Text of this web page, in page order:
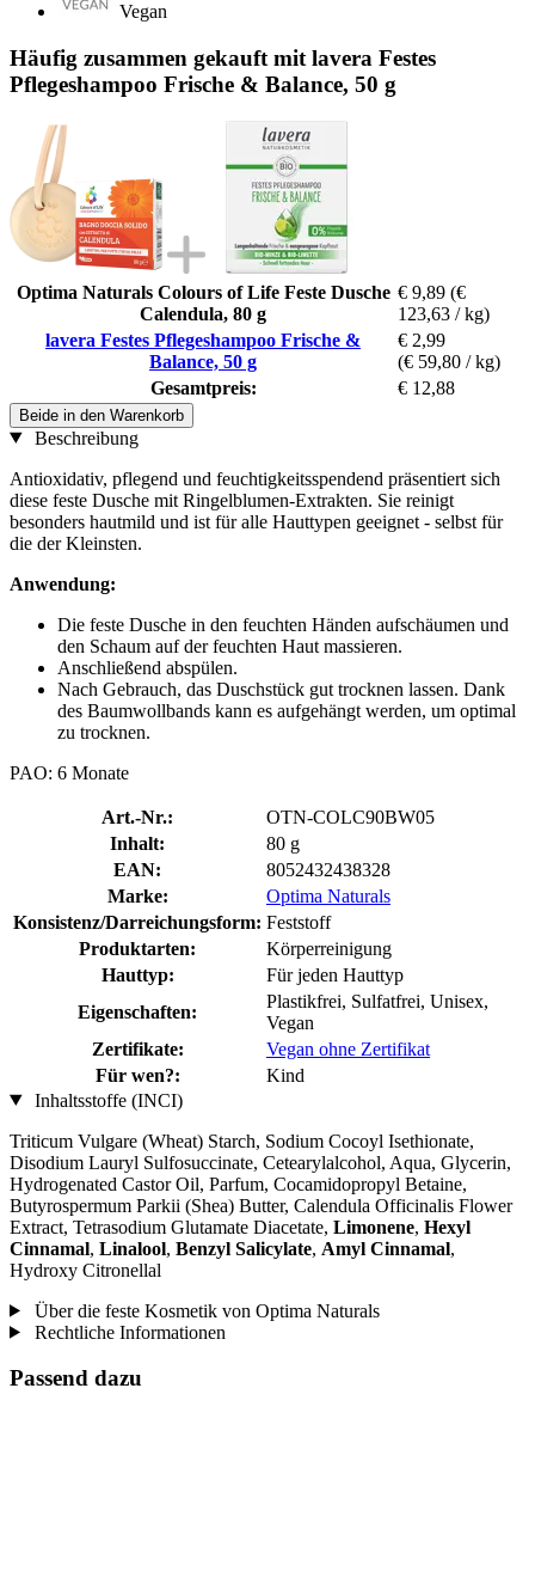
Vegan
Häufig zusammen gekauft mit lavera Festes
Pflegeshampoo Frische & Balance, 50 g
Optima Naturals Colours of Life Feste Dusche
Calendula, 80 g
€ 9,89 (€
123,63 / kg)
lavera Festes Pflegeshampoo Frische &
Balance, 50 g
€ 2,99
(€ 59,80 / kg)
Gesamtpreis:
€ 12,88
Beide in den Warenkorb
Beschreibung
Antioxidativ, pflegend und feuchtigkeitsspendend präsentiert sich
diese feste Dusche mit Ringelblumen-Extrakten. Sie reinigt
besonders hautmild und ist für alle Hauttypen geeignet - selbst für
die der Kleinsten.
Anwendung:
Die feste Dusche in den feuchten Händen aufschäumen und
den Schaum auf der feuchten Haut massieren.
Anschließend abspülen.
Nach Gebrauch, das Duschstück gut trocknen lassen. Dank
des Baumwollbands kann es aufgehängt werden, um optimal
zu trocknen.
PAO: 6 Monate
Art.-Nr.:
OTN-COLC90BW05
Inhalt:
80 g
EAN:
8052432438328
Marke:
Optima Naturals
Konsistenz/Darreichungsform: Feststoff
Produktarten:
Körperreinigung
Hauttyp:
Für jeden Hauttyp
Eigenschaften:
Plastikfrei, Sulfatfrei, Unisex,
Vegan
Zertifikate:
Vegan ohne Zertifikat
Für wen?:
Kind
Inhaltsstoffe (INCI)
Triticum Vulgare (Wheat) Starch, Sodium Cocoyl Isethionate,
Disodium Lauryl Sulfosuccinate, Cetearylalcohol, Aqua, Glycerin,
Hydrogenated Castor Oil, Parfum, Cocamidopropyl Betaine,
Butyrospermum Parkii (Shea) Butter, Calendula Officinalis Flower
Extract, Tetrasodium Glutamate Diacetate, Limonene, Hexyl
Cinnamal, Linalool, Benzyl Salicylate, Amyl Cinnamal,
Hydroxy Citronellal
Über die feste Kosmetik von Optima Naturals
Rechtliche Informationen
Passend dazu